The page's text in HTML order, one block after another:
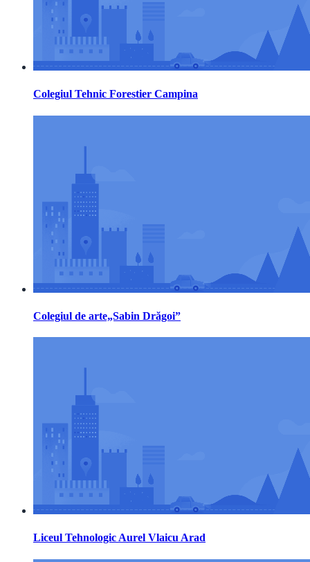
Colegiul Tehnic Forestier Campina
Colegiul de arte„Sabin Drăgoi”
Liceul Tehnologic Aurel Vlaicu Arad